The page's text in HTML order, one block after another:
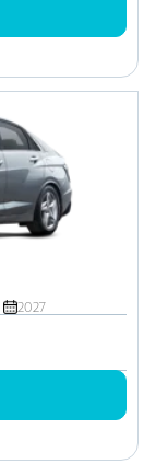
2027